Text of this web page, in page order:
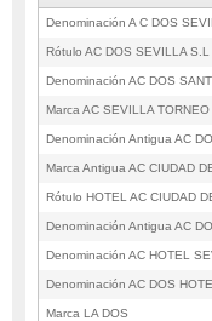
Denominación A C DOS
Rótulo AC DOS SEVILLA S.L
Denominación AC DOS
Marca AC SEVILLA TORNEO
Denominación Antigua AC
Marca Antigua AC CIUDAD
Rótulo HOTEL AC CIUDAD
Denominación Antigua AC
Denominación AC HOTEL
Denominación AC DOS
Marca LA DOS